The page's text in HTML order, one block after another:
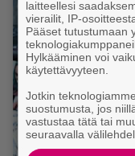
laitteellesi
vierailit, IP-
Pääset tutustumaan
Hylkääminen voi
käytettävyyteen.
Jotkin
suostumusta, jos
vastustaa tätä tai
seuraavalla